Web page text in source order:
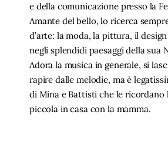
e della comunicazione presso la
Amante del bello, lo ricerca
d’arte: la moda, la pittura, il
negli splendidi paesaggi della sua
Adora la musica in generale, si
rapire dalle melodie, ma è
di Mina e Battisti che le ricordano
piccola in casa con la mamma.